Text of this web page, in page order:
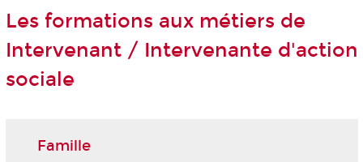
Les formations aux métiers de
Intervenant / Intervenante d'action
sociale
Famille